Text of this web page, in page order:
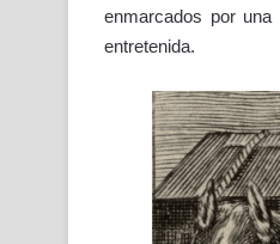
enmarcados por
entretenida.